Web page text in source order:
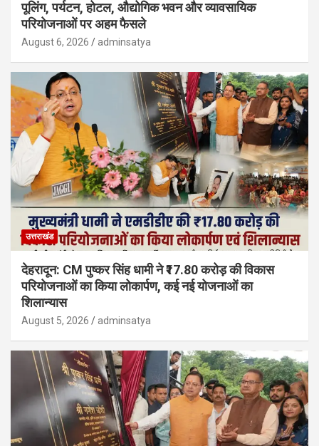
पूलिंग, पर्यटन, होटल, औद्योगिक भवन और व्यावसायिक
परियोजनाओं पर अहम फैसले
August 6, 2026 adminsatya
उत्तराखंड
देहरादून: CM पुष्कर सिंह धामी ने ₹17.80 करोड़ की विकास
परियोजनाओं का किया लोकार्पण, कई नई योजनाओं का
शिलान्यास
August 5, 2026 adminsatya